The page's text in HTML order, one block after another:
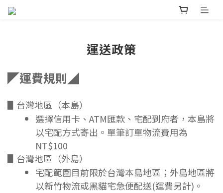
運送政策
◤運費規則◢
▋台灣地區（本島）
選擇信用卡、ATM匯款、宅配到府者，本島將
以宅配方式寄出。單筆訂單物流費用為
NT$100
▋台灣地區（外島）
宅配範圍目前限於台灣本島地區；外島地區將
以新竹物流或黑貓宅急便配送(運費另計)。